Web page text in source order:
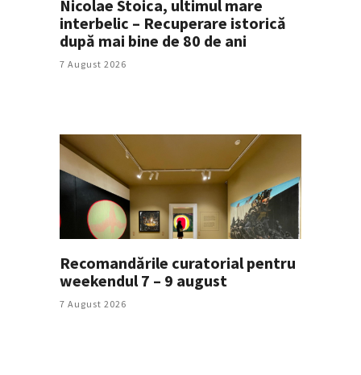
Nicolae Stoica, ultimul mare
interbelic – Recuperare istorică
după mai bine de 80 de ani
7 August 2026
Recomandările curatorial pentru
weekendul 7 – 9 august
7 August 2026